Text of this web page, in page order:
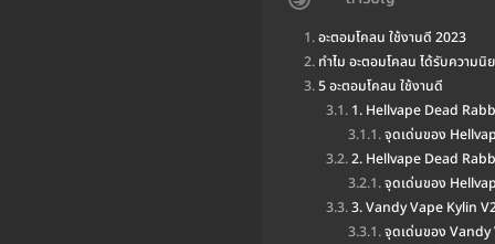
อะตอมโคลน ใช้งานดี 2023
ทำไม อะตอมโคลน ได้รับความนิ
5 อะตอมโคลน ใช้งานดี
1. Hellvape Dead
จุดเด่นของ
2. Hellvape Dead
จุดเด่นของ
3. Vandy Vape Kylin
จุดเด่นของ Vandy